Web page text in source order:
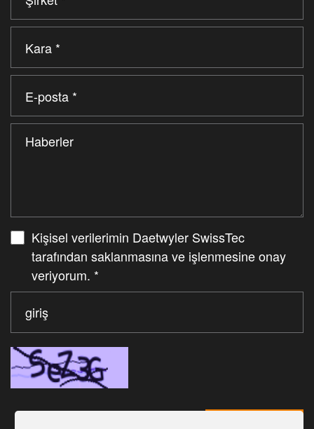
Kişisel verilerimin Daetwyler SwissTec
tarafından saklanmasına ve işlenmesine onay
veriyorum. *